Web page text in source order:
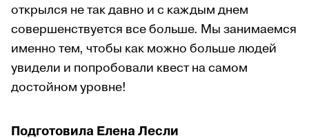
открылся не так давно и с каждым днем
совершенствуется все больше. Мы занимаемся
именно тем, чтобы как можно больше людей
увидели и попробовали квест на самом
достойном уровне!
Подготовила Елена Лесли